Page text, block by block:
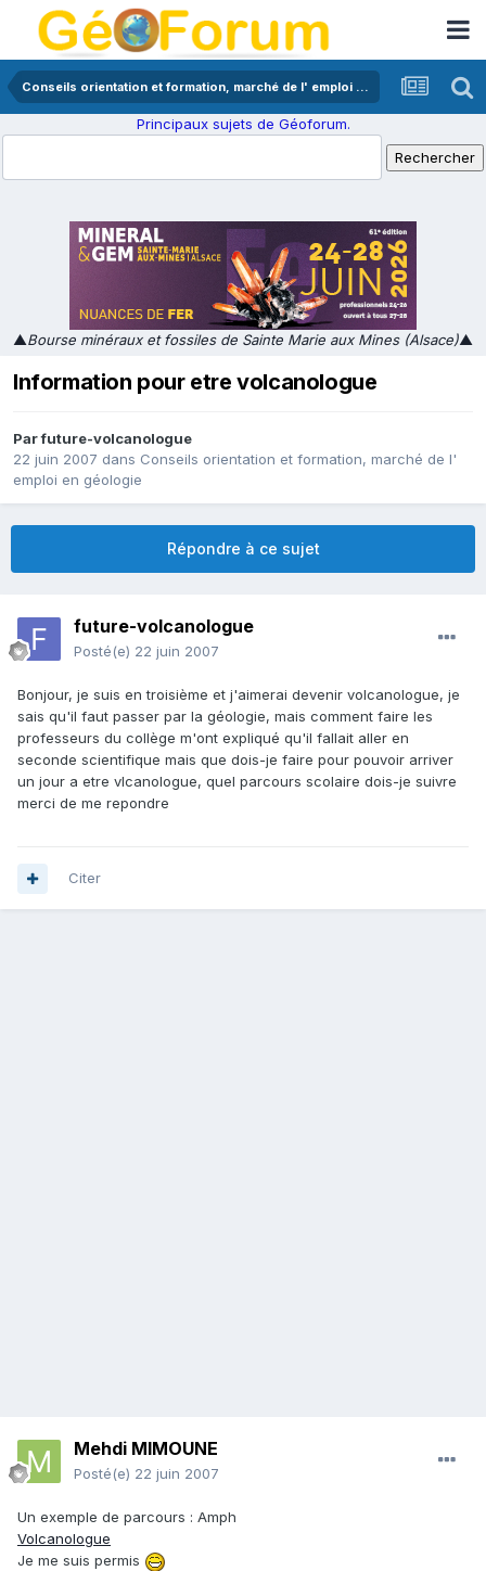
Conseils orientation et formation, marché de l' emploi en géologie
Principaux sujets de Géoforum.
▲Bourse minéraux et fossiles de Sainte Marie aux Mines (Alsace)▲
Information pour etre volcanologue
Parfuture-volcanologue
22 juin 2007 dans Conseils orientation et formation, marché de l'
emploi en géologie
Répondre à ce sujet
future-volcanologue
Posté(e) 22 juin 2007
Bonjour, je suis en troisième et j'aimerai devenir volcanologue, je
sais qu'il faut passer par la géologie, mais comment faire les
professeurs du collège m'ont expliqué qu'il fallait aller en
seconde scientifique mais que dois-je faire pour pouvoir arriver
un jour a etre vlcanologue, quel parcours scolaire dois-je suivre
merci de me repondre
Citer
Mehdi MIMOUNE
Posté(e) 22 juin 2007
Un exemple de parcours : Amph
Volcanologue
Je me suis permis